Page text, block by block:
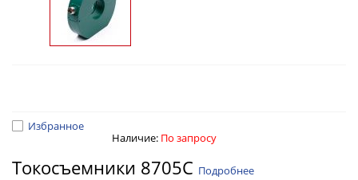
Избранное
Наличие: По запросу
Токосъемники 8705С Подробнее